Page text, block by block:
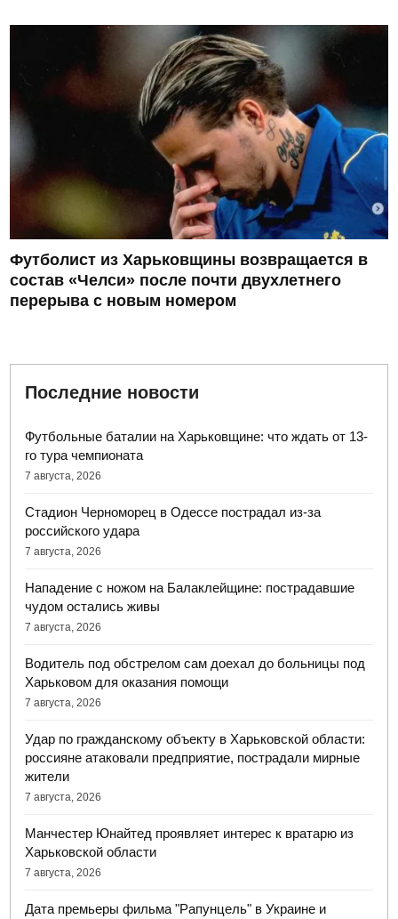
Футболист из Харьковщины возвращается в
состав «Челси» после почти двухлетнего
перерыва с новым номером
Последние новости
Футбольные баталии на Харьковщине: что ждать от 13-
го тура чемпионата
7 августа, 2026
Стадион Черноморец в Одессе пострадал из-за
российского удара
7 августа, 2026
Нападение с ножом на Балаклейщине: пострадавшие
чудом остались живы
7 августа, 2026
Водитель под обстрелом сам доехал до больницы под
Харьковом для оказания помощи
7 августа, 2026
Удар по гражданскому объекту в Харьковской области:
россияне атаковали предприятие, пострадали мирные
жители
7 августа, 2026
Манчестер Юнайтед проявляет интерес к вратарю из
Харьковской области
7 августа, 2026
Дата премьеры фильма "Рапунцель" в Украине и